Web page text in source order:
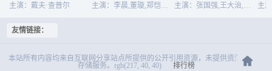
主演：戴夫·查普尔 主演：李晨,董璇,郑恺,李媛,胡睿,王东方,吴嘉龙,沈芳熙,翁虹,钟夫翔,荣蓉,张立昕,龙水林,柳雨,刘亚鹏,张皓然,姜冰洁,王钊,马艳伶,黄伊雯,张国柱 主演：张国强,王大治,居丹增尼玛,亮月儿,许桐,尚馨,邢昀,宁南,杨清文
友情链接：
本站所有内容均来自互联网分享站点所提供的公开引用资源，未提供资源上传、
存储服务。rgb(217, 40, 40)
排行榜